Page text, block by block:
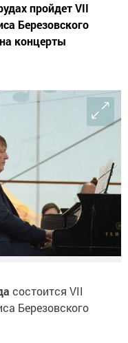
пройдет VII
Березовского
концерты
состоится VII
Березовского